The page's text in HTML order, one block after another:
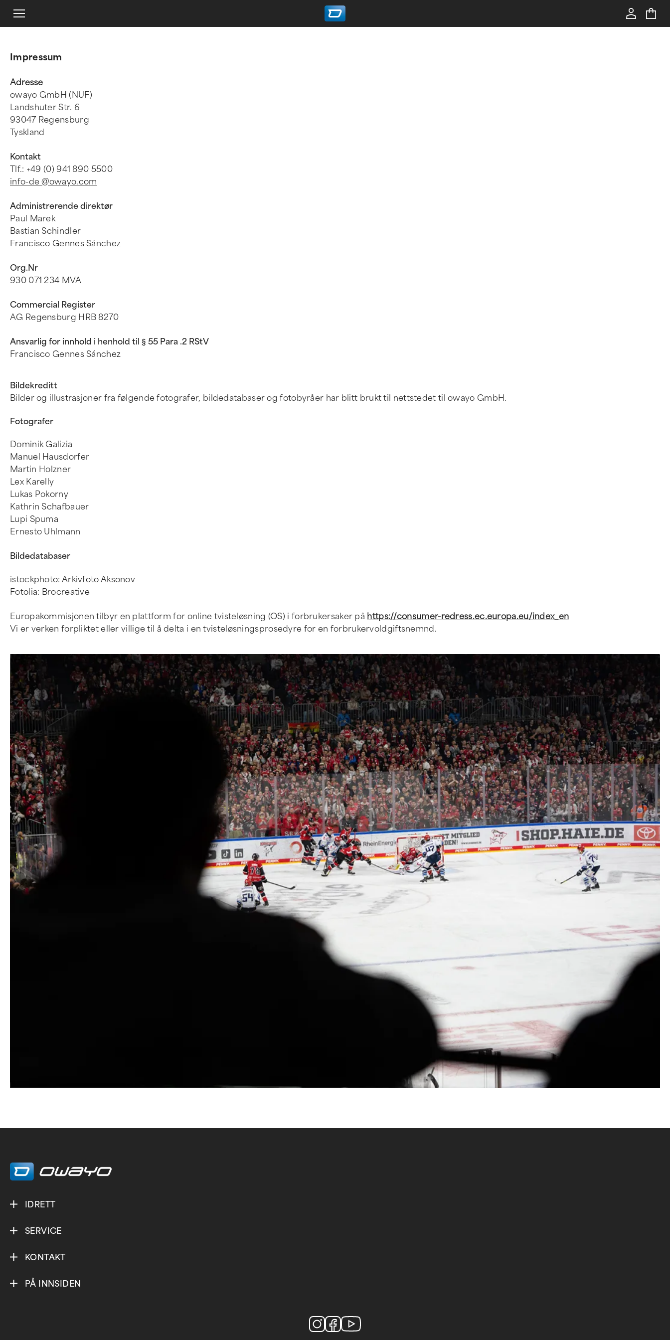
Impressum
Adresse
owayo GmbH (NUF)
Landshuter Str. 6
93047 Regensburg
Tyskland
Kontakt
Tlf.: +49 (0) 941 890 5500
info-de @owayo.com
Administrerende direktør
Paul Marek
Bastian Schindler
Francisco Gennes Sánchez
Org.Nr
930 071 234 MVA
Commercial Register
AG Regensburg HRB 8270
Ansvarlig for innhold i henhold til § 55 Para .2 RStV
Francisco Gennes Sánchez
Bildekreditt
Bilder og illustrasjoner fra følgende fotografer, bildedatabaser og fotobyråer har blitt brukt til nettstedet til owayo GmbH.
Fotografer
Dominik Galizia
Manuel Hausdorfer
Martin Holzner
Lex Karelly
Lukas Pokorny
Kathrin Schafbauer
Lupi Spuma
Ernesto Uhlmann
Bildedatabaser
istockphoto: Arkivfoto Aksonov
Fotolia: Brocreative
Europakommisjonen tilbyr en plattform for online tvisteløsning (OS) i forbrukersaker på https://consumer-redress.ec.europa.eu/index_en
Vi er verken forpliktet eller villige til å delta i en tvisteløsningsprosedyre for en forbrukervoldgiftsnemnd.
IDRETT
SERVICE
KONTAKT
PÅ INNSIDEN